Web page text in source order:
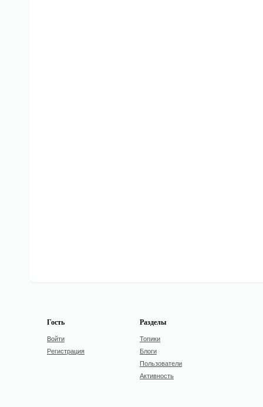
Гость
Войти
Регистрация
Разделы
Топики
Блоги
Пользователи
Активность